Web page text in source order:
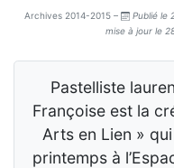
Archives 2014-2015 – Publié le
mise à jour le
Pastelliste
Françoise est la
Arts en Lien »
printemps à